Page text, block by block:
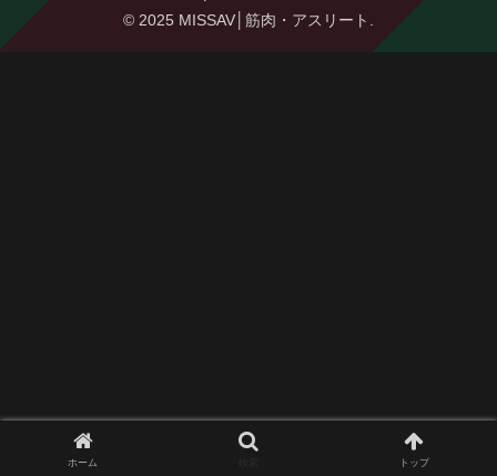
© 2025 MISSAV│筋肉・アスリート.
ホーム トップ